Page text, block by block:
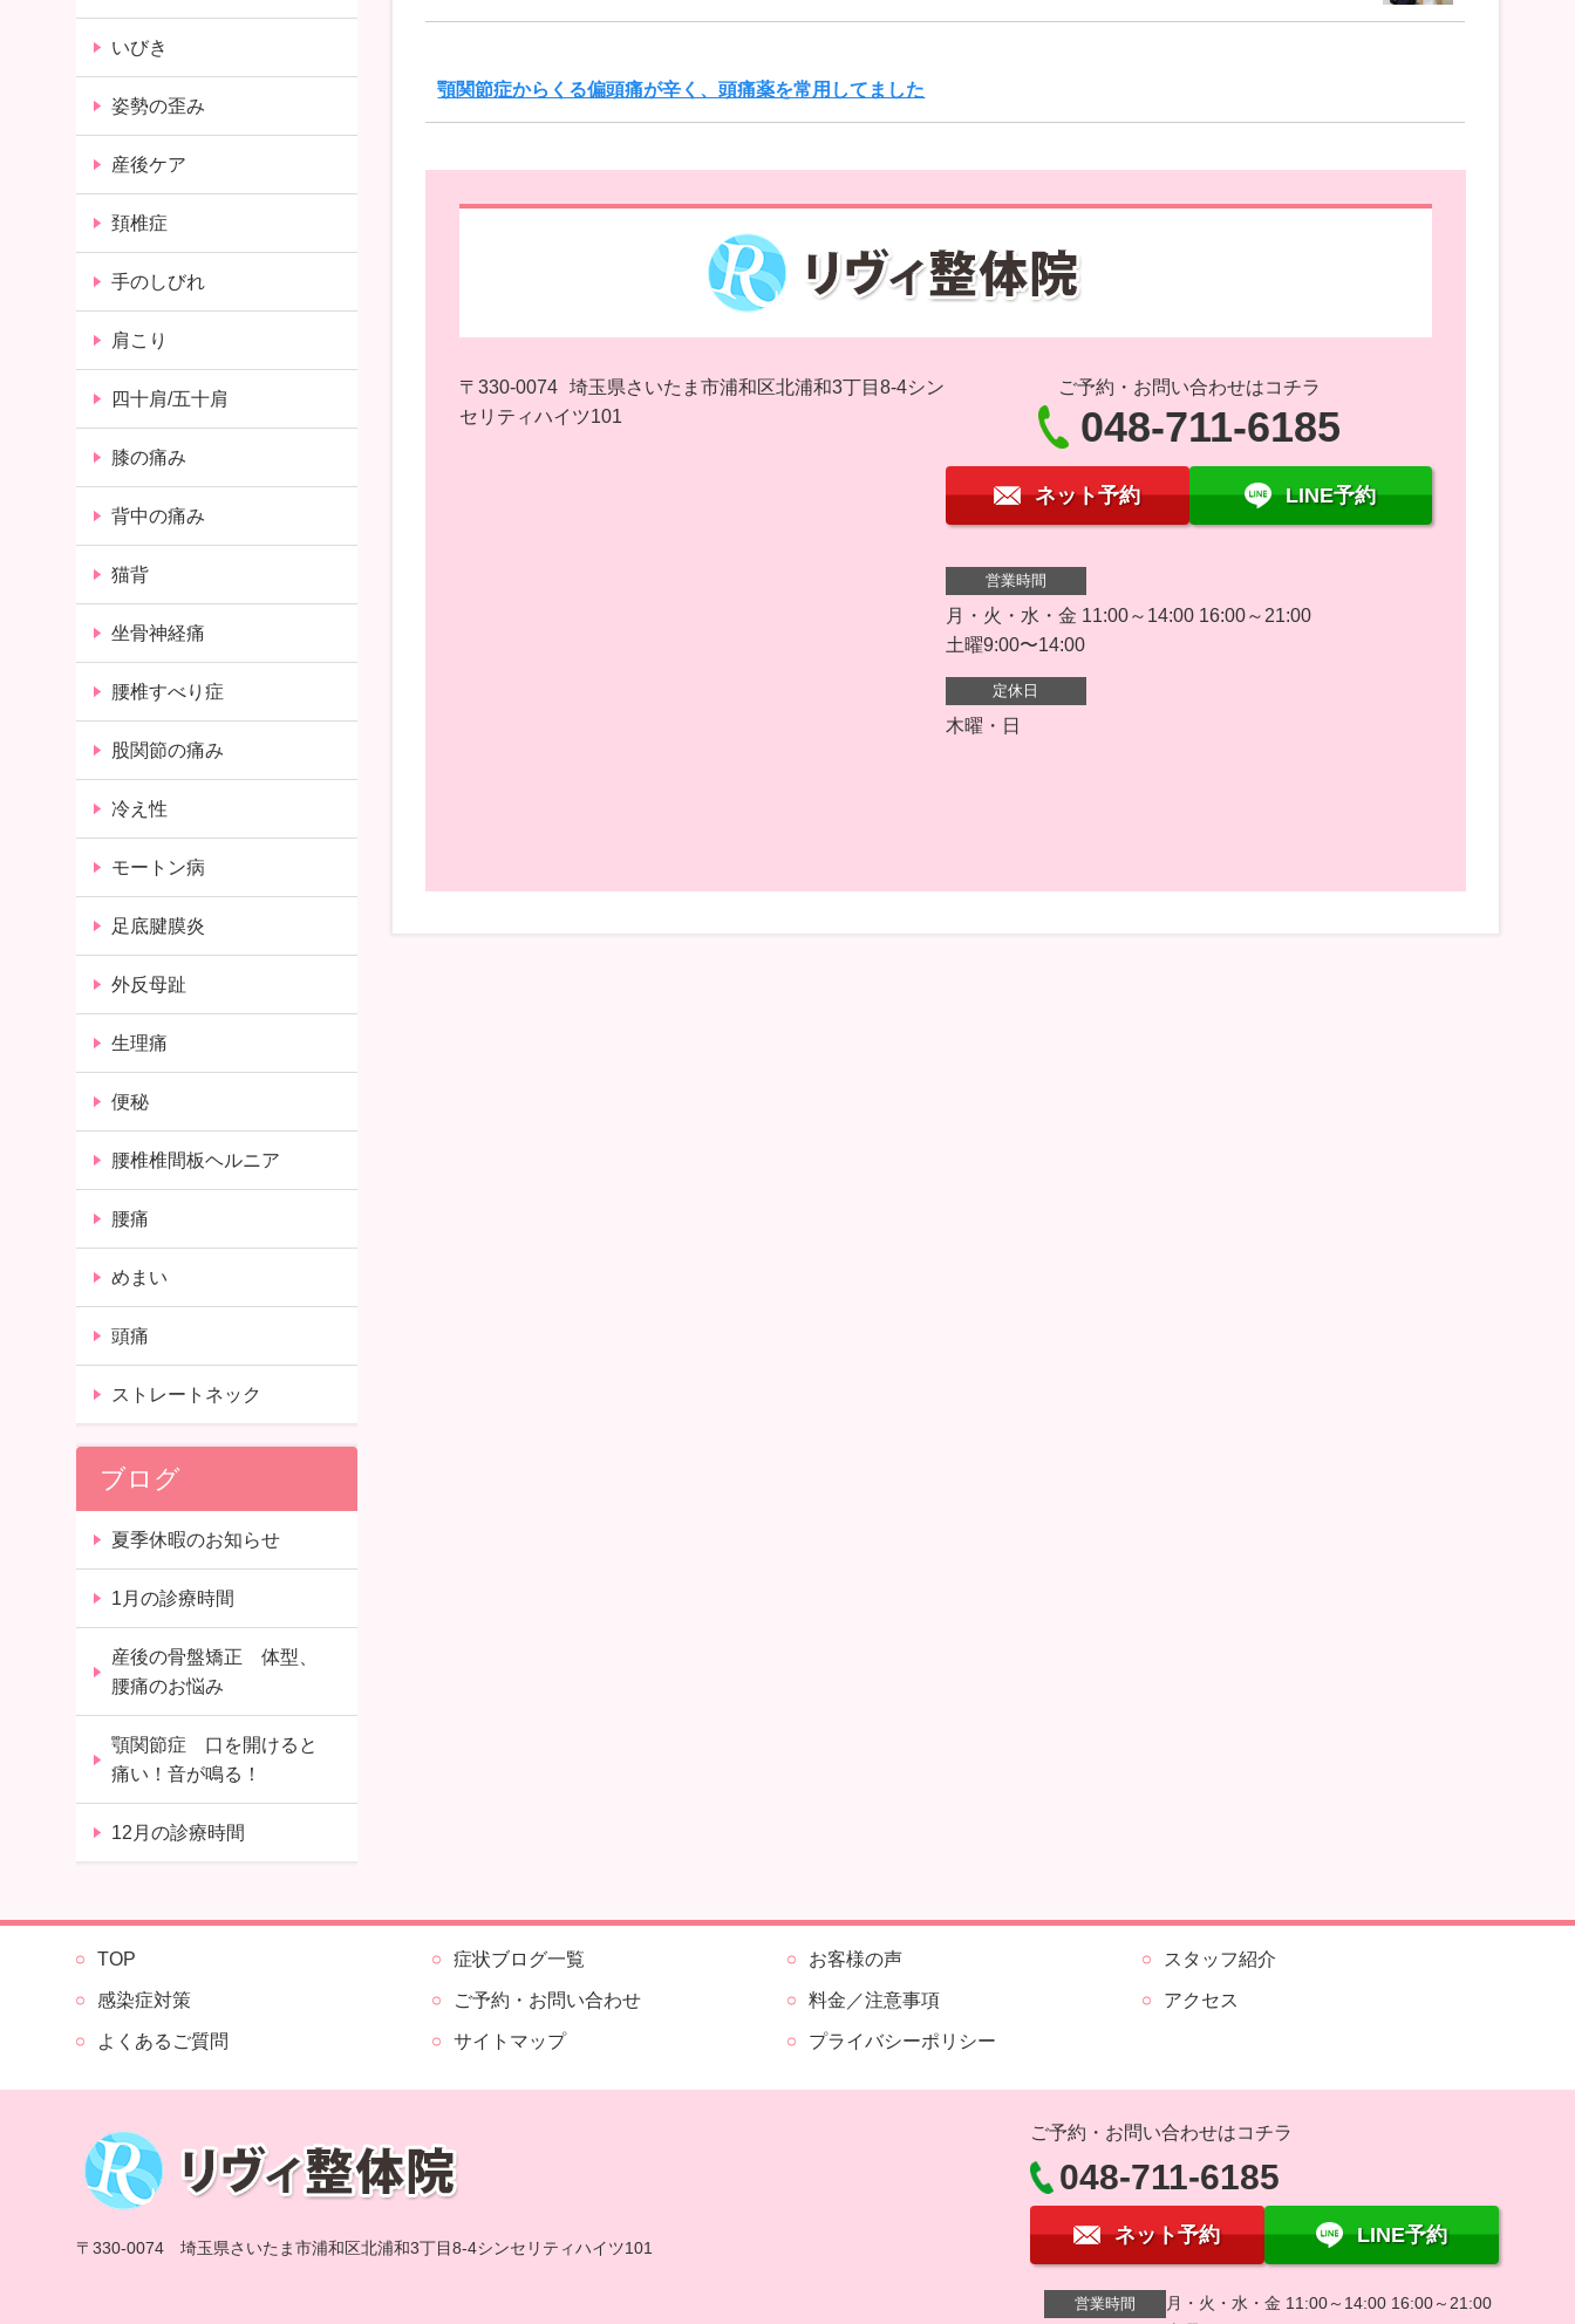
顎関節症からくる偏頭痛が辛く、頭痛薬を常用してました
ご予約・お問い合わせはコチラ
048-711-6185
ネット予約 LINE予約
営業時間
月・火・水・金 11:00～14:00 16:00～21:00
土曜9:00〜14:00
定休日
木曜・日
〒330-0074
埼玉県さいたま市浦和区北浦和3丁目8-4シン
セリティハイツ101
いびき
姿勢の歪み
産後ケア
頚椎症
手のしびれ
肩こり
四十肩/五十肩
膝の痛み
背中の痛み
猫背
坐骨神経痛
腰椎すべり症
股関節の痛み
冷え性
モートン病
足底腱膜炎
外反母趾
生理痛
便秘
腰椎椎間板ヘルニア
腰痛
めまい
頭痛
ストレートネック
ブログ
夏季休暇のお知らせ
1月の診療時間
産後の骨盤矯正 体型、
腰痛のお悩み
顎関節症 口を開けると
痛い！音が鳴る！
12月の診療時間
TOP 症状ブログ一覧 お客様の声 スタッフ紹介
感染症対策 ご予約・お問い合わせ 料金／注意事項 アクセス
よくあるご質問 サイトマップ プライバシーポリシー
〒330-0074 埼玉県さいたま市浦和区北浦和3丁目8-4シンセリティハイツ101
ご予約・お問い合わせはコチラ
048-711-6185
ネット予約 LINE予約
営業時間
月・火・水・金 11:00～14:00 16:00～21:00